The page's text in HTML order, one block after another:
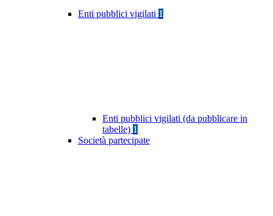
Enti pubblici vigilati 1
Enti pubblici vigilati (da pubblicare in
tabelle) 1
Società partecipate